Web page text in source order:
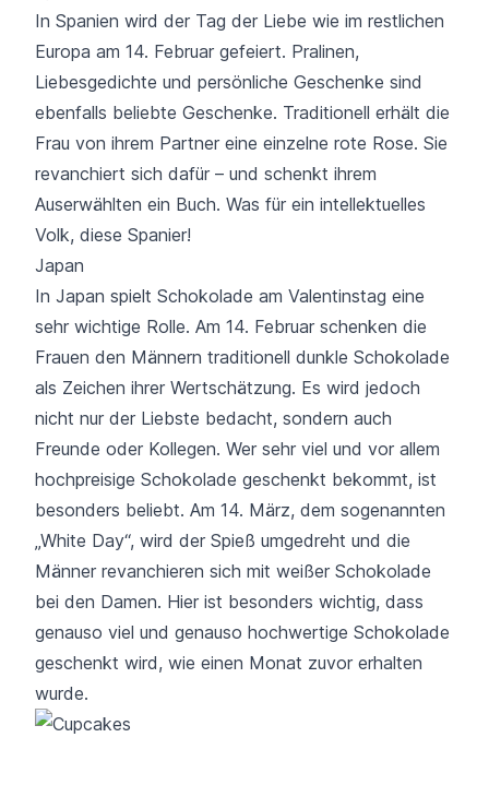
In Spanien wird der Tag der Liebe wie im restlichen
Europa am 14. Februar gefeiert. Pralinen,
Liebesgedichte und persönliche Geschenke sind
ebenfalls beliebte Geschenke. Traditionell erhält die
Frau von ihrem Partner eine einzelne rote Rose. Sie
revanchiert sich dafür – und schenkt ihrem
Auserwählten ein Buch. Was für ein intellektuelles
Volk, diese Spanier!
Japan
In Japan spielt Schokolade am Valentinstag eine
sehr wichtige Rolle. Am 14. Februar schenken die
Frauen den Männern traditionell dunkle Schokolade
als Zeichen ihrer Wertschätzung. Es wird jedoch
nicht nur der Liebste bedacht, sondern auch
Freunde oder Kollegen. Wer sehr viel und vor allem
hochpreisige Schokolade geschenkt bekommt, ist
besonders beliebt. Am 14. März, dem sogenannten
„White Day“, wird der Spieß umgedreht und die
Männer revanchieren sich mit weißer Schokolade
bei den Damen. Hier ist besonders wichtig, dass
genauso viel und genauso hochwertige Schokolade
geschenkt wird, wie einen Monat zuvor erhalten
wurde.